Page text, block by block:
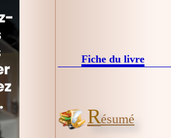
Fiche du livre
Résumé